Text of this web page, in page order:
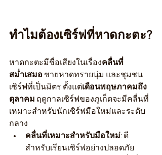
ทำไมต้องเซิร์ฟที่หาดกะตะ?
หาดกะตะมีชื่อเสียงในเรื่องคลื่นที่
สม่ำเสมอ ชายหาดทรายนุ่ม และชุมชน
เซิร์ฟที่เป็นมิตร ตั้งแต่เดือนพฤษภาคมถึง
ตุลาคม ฤดูกาลเซิร์ฟของภูเก็ตจะมีคลื่นที่
เหมาะสำหรับนักเซิร์ฟมือใหม่และระดับ
กลาง
คลื่นที่เหมาะสำหรับมือใหม่: ดี
สำหรับเรียนเซิร์ฟอย่างปลอดภัย